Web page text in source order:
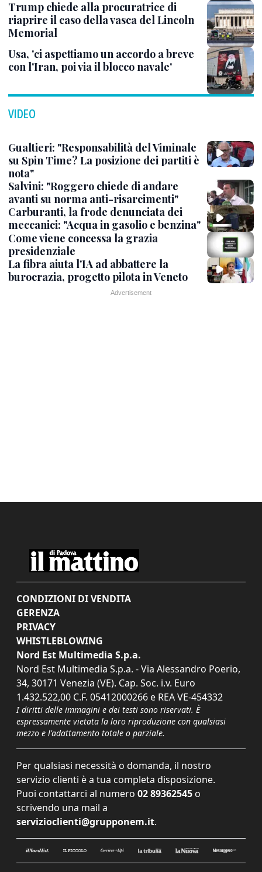
Trump chiede alla procuratrice di
riaprire il caso della vasca del Lincoln
Memorial
Usa, 'ci aspettiamo un accordo a breve
con l'Iran, poi via il blocco navale'
VIDEO
Gualtieri: "Responsabilità del Viminale
su Spin Time? La posizione dei partiti è
nota"
Salvini: "Roggero chiede di andare
avanti su norma anti-risarcimenti"
Carburanti, la frode denunciata dei
meccanici: "Acqua in gasolio e benzina"
Come viene concessa la grazia
presidenziale
La fibra aiuta l'IA ad abbattere la
burocrazia, progetto pilota in Veneto
CONDIZIONI DI VENDITA
GERENZA
PRIVACY
WHISTLEBLOWING
Nord Est Multimedia S.p.a.
Nord Est Multimedia S.p.a. - Via Alessandro Poerio,
34, 30171 Venezia (VE). Cap. Soc. i.v. Euro
1.432.522,00 C.F. 05412000266 e REA VE-454332
I diritti delle immagini e dei testi sono riservati. È
espressamente vietata la loro riproduzione con qualsiasi
mezzo e l'adattamento totale o parziale.
Per qualsiasi necessità o domanda, il nostro
servizio clienti è a tua completa disposizione.
Puoi contattarci al numero 02 89362545 o
scrivendo una mail a
servizioclienti@grupponem.it.